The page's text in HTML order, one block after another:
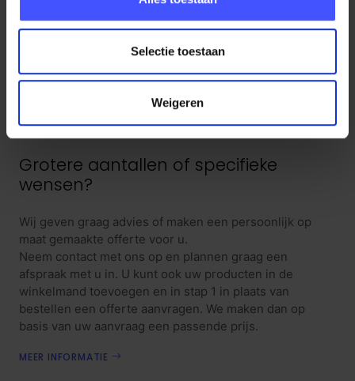
Selectie toestaan
Weigeren
Proefplaatsing aanvragen?
Onze medewerkers denken graag met u mee, neem
contact op voor persoonlijk advies en de voorwaarden.
VRAAG EEN PROEFPLAATSING AAN
Grotere aantallen of specifieke
wensen?
Wij geven graag advies of maken een persoonlijk op
maat gemaakte offerte voor u.
Neem contact met ons op en plannen graag een
afspraak met u in. U kunt ook uw producten in de
winkelmand toevoegen en in stap 1 in plaats van
bestellen een offerte aanvragen. We maken dan op
basis van uw aanvraag een passende prijs.
MEER INFORMATIE